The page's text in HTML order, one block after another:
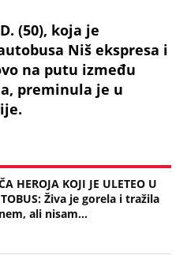
(50), koja je
Niš ekspresa i
na putu između
preminula je u
HEROJA KOJI JE ULETEO U
Živa je gorela i tražila
ali nisam...